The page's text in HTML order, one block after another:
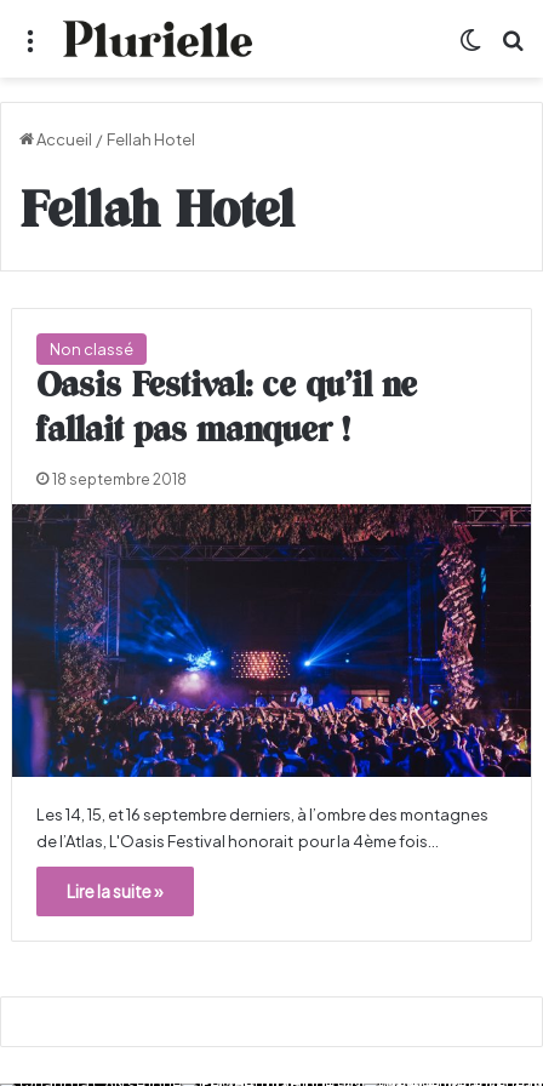
Menu
Accueil / Fellah Hotel
Fellah Hotel
Non classé
Oasis Festival: ce qu’il ne
fallait pas manquer !
18 septembre 2018
Les 14, 15, et 16 septembre derniers, à l’ombre des montagnes
de l’Atlas, L'Oasis Festival honorait pour la 4ème fois…
Lire la suite »